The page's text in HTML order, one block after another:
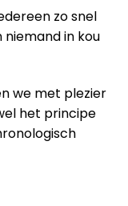
zo snel
in kou
we met plezier
het principe